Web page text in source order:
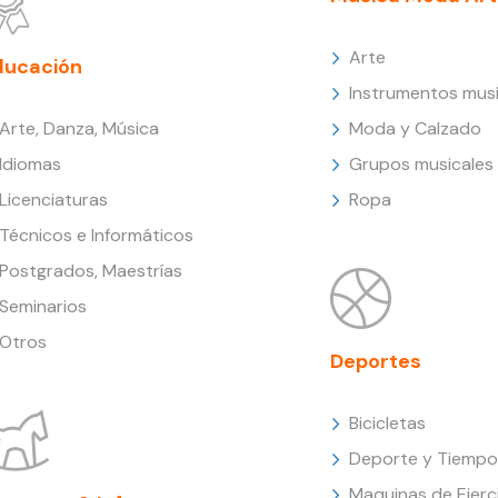
Danza, Música
e Informáticos
Maestrías
Arte
Instrumentos
Moda y Calzado
Grupos musicales
Ropa
Deportes
Bicicletas
Deporte y